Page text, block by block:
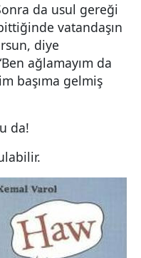
da usul gereği
vatandaşın
diye
ağlamayım da
başıma gelmiş
da!